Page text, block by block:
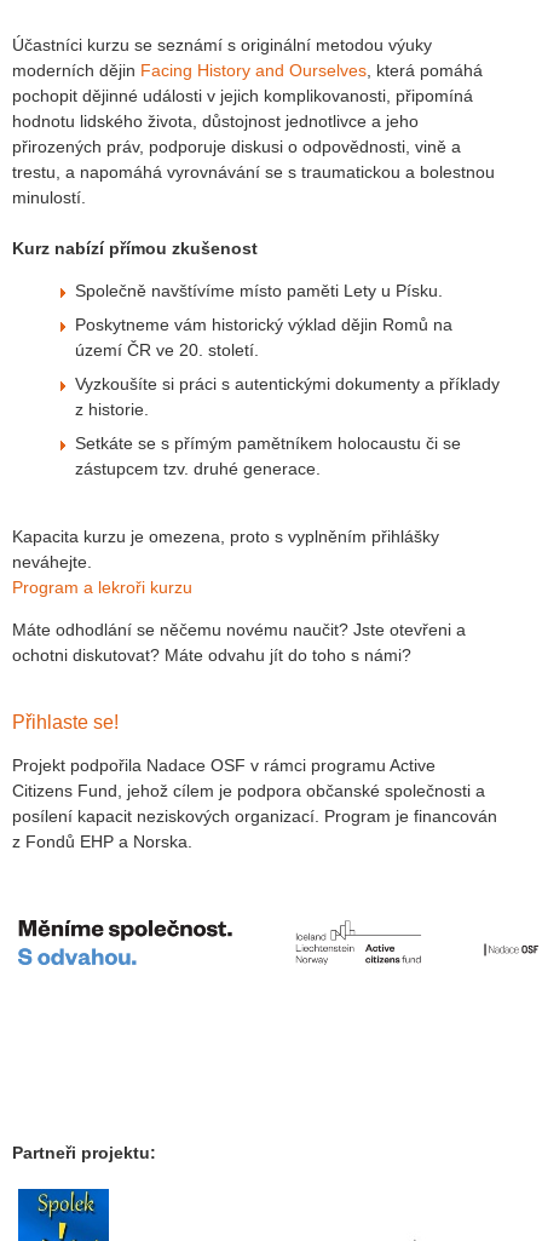
Účastníci kurzu se seznámí s originální metodou výuky
moderních dějin Facing History and Ourselves , která pomáhá
pochopit dějinné události v jejich komplikovanosti, připomíná
hodnotu lidského života, důstojnost jednotlivce a jeho
přirozených práv, podporuje diskusi o odpovědnosti, vině a
trestu, a napomáhá vyrovnávání se s traumatickou a bolestnou
minulostí.
Kurz nabízí přímou zkušenost
Společně navštívíme místo paměti Lety u Písku.
Poskytneme vám historický výklad dějin Romů na
území ČR ve 20. století.
Vyzkoušíte si práci s autentickými dokumenty a příklady
z historie.
Setkáte se s přímým pamětníkem holocaustu či se
zástupcem tzv. druhé generace.
Kapacita kurzu je omezena, proto s vyplněním přihlášky
neváhejte.
Program a lekroři kurzu
Máte odhodlání se něčemu novému naučit? Jste otevřeni a
ochotni diskutovat? Máte odvahu jít do toho s námi?
Přihlaste se!
Projekt podpořila Nadace OSF v rámci programu Active
Citizens Fund, jehož cílem je podpora občanské společnosti a
posílení kapacit neziskových organizací. Program je financován
z Fondů EHP a Norska.
Partneři projektu: